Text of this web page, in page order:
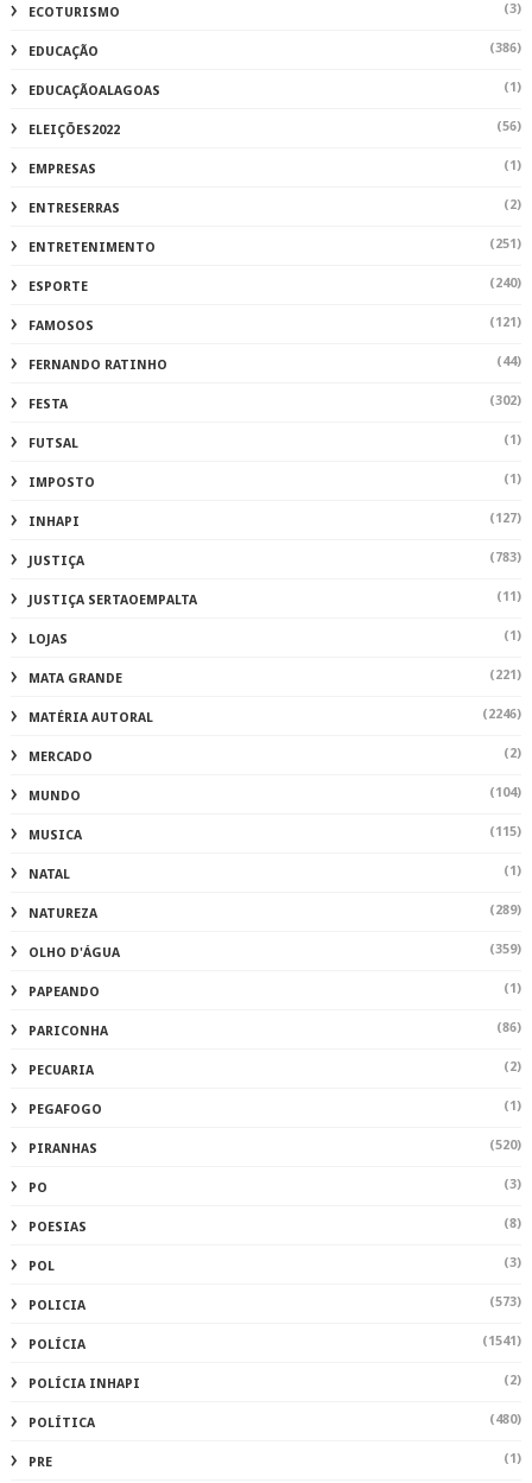
ECOTURISMO (3)
EDUCAÇÃO (386)
EDUCAÇÃOALAGOAS (1)
ELEIÇÕES2022 (56)
EMPRESAS (1)
ENTRESERRAS (2)
ENTRETENIMENTO (251)
ESPORTE (240)
FAMOSOS (121)
FERNANDO RATINHO (44)
FESTA (302)
FUTSAL (1)
IMPOSTO (1)
INHAPI (127)
JUSTIÇA (783)
JUSTIÇA SERTAOEMPALTA (11)
LOJAS (1)
MATA GRANDE (221)
MATÉRIA AUTORAL (2246)
MERCADO (2)
MUNDO (104)
MUSICA (115)
NATAL (1)
NATUREZA (289)
OLHO D'ÁGUA (359)
PAPEANDO (1)
PARICONHA (86)
PECUARIA (2)
PEGAFOGO (1)
PIRANHAS (520)
PO (3)
POESIAS (8)
POL (3)
POLICIA (573)
POLÍCIA (1541)
POLÍCIA INHAPI (2)
POLÍTICA (480)
PRE (1)